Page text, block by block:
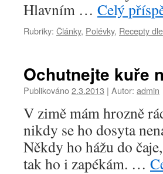
Hlavním … Celý
Rubriky: Články, Polévky, Recepty
Ochutnejte kuře
Publikováno2.3.2013 | Autor: admin
V zimě mám hrozně
nikdy se ho dosyta
Někdy ho hážu do
tak ho i zapékám. …